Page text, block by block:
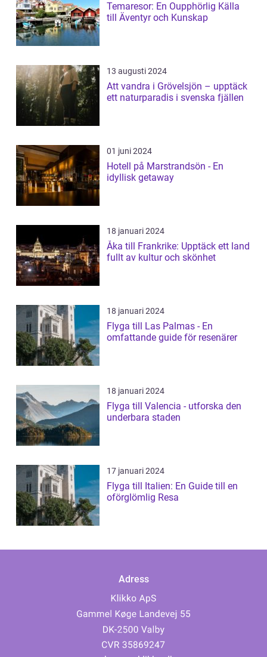
Temaresor: En Oupphörlig Källa
till Äventyr och Kunskap
13 augusti 2024
Att vandra i Grövelsjön – upptäck
ett naturparadis i svenska fjällen
01 juni 2024
Hotell på Marstrandsön - En
idyllisk getaway
18 januari 2024
Åka till Frankrike: Upptäck ett land
fullt av kultur och skönhet
18 januari 2024
Flyga till Las Palmas - En
omfattande guide för resenärer
18 januari 2024
Flyga till Valencia - utforska den
underbara staden
17 januari 2024
Flyga till Italien: En Guide till en
oförglömlig Resa
Adress